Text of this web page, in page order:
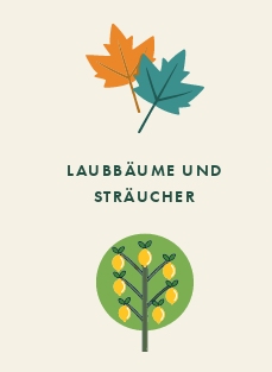
LAUBBÄUME UND
STRÄUCHER